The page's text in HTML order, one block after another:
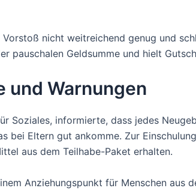
nicht weitreichend genug und
pauschalen Geldsumme und hielt
und Warnungen
Soziales, informierte, dass jedes
bei Eltern gut ankomme. Zur
aus dem Teilhabe-Paket erhalten.
Anziehungspunkt für Menschen aus